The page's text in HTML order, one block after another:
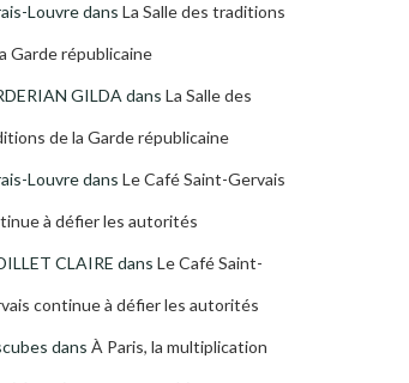
Louvredans La Salle des traditions
Garde républicaine
GILDA dans La Salle des
de la Garde républicaine
Louvredans Le Café Saint-Gervais
à défier les autorités
CLAIRE dans Le Café Saint-
continue à défier les autorités
dans À Paris, la multiplication